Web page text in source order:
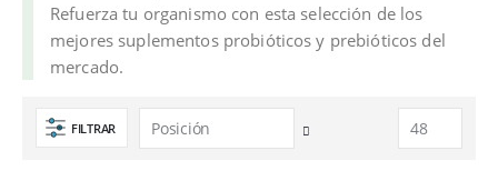
Refuerza tu organismo con esta selección de los
mejores suplementos probióticos y prebióticos del
mercado.
FILTRAR
Fijar